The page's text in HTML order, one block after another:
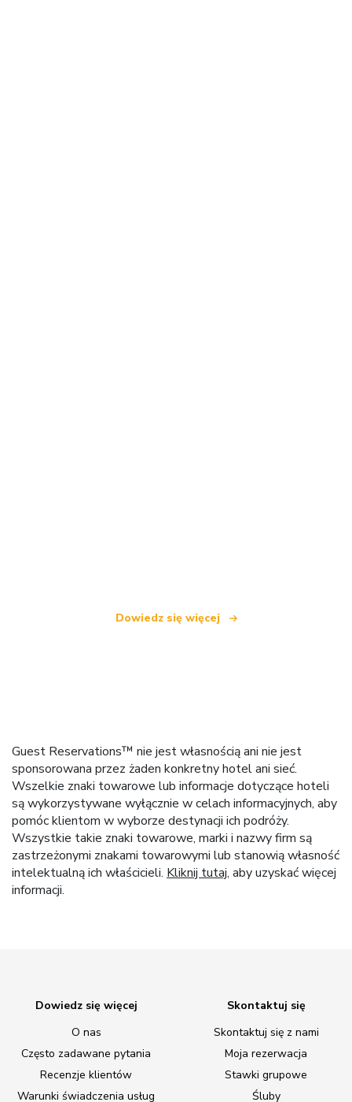
Dowiedz się więcej
Guest Reservations™ nie jest własnością ani nie jest
sponsorowana przez żaden konkretny hotel ani sieć.
Wszelkie znaki towarowe lub informacje dotyczące hoteli
są wykorzystywane wyłącznie w celach informacyjnych, aby
pomóc klientom w wyborze destynacji ich podróży.
Wszystkie takie znaki towarowe, marki i nazwy firm są
zastrzeżonymi znakami towarowymi lub stanowią własność
intelektualną ich właścicieli. Kliknij tutaj, aby uzyskać więcej
informacji.
Dowiedz się więcej
O nas
Często zadawane pytania
Recenzje klientów
Warunki świadczenia usług
Skontaktuj się
Skontaktuj się z nami
Moja rezerwacja
Stawki grupowe
Śluby